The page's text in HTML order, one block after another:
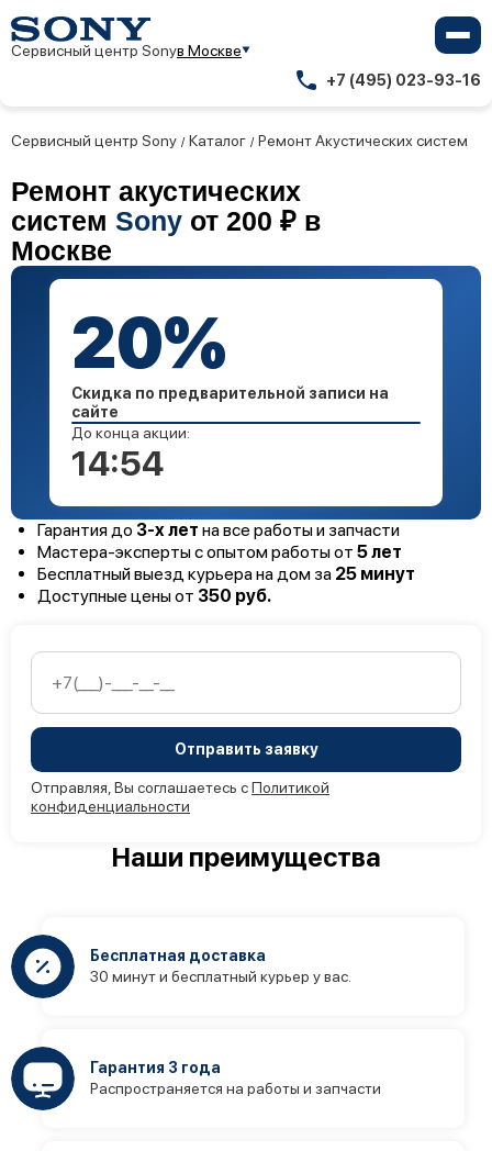
Сервисный центр Sonyв Москве
+7 (495) 023-93-16
Сервисный центр Sony / Каталог / Ремонт Акустических систем
Ремонт акустических
систем Sony от 200 ₽ в
Москве
Гарантия до 3-х лет на все работы и запчасти
Мастера-эксперты с опытом работы от 5 лет
Бесплатный выезд курьера на дом за 25 минут
Доступные цены от 350 руб.
Отправить заявку
Отправляя, Вы соглашаетесь сПолитикой
конфиденциальности
20%
Скидка по предварительной записи на
сайте
До конца акции:
14:53
Наши преимущества
Бесплатная доставка
30 минут и бесплатный курьер у вас.
Гарантия 3 года
Распространяется на работы и запчасти